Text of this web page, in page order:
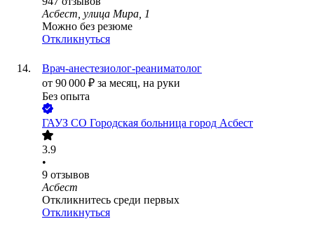
Асбест, улица Мира, 1
Можно без резюме
Откликнуться
Врач-анестезиолог-реаниматолог
от 90 000 ₽ за месяц, на руки
Без опыта
ГАУЗ СО Городская больница город Асбест
3.9
•
9 отзывов
Асбест
Откликнитесь среди первых
Откликнуться